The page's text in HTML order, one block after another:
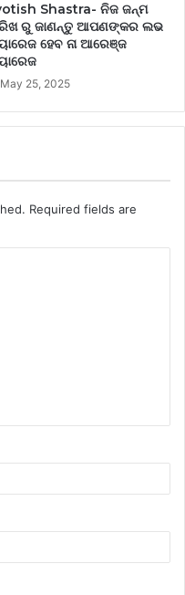
Shastra- ନିଜ ଜନ୍ମ
ରୁ ଜାଣନ୍ତୁ ଆପଣଙ୍କର ଲଭ
ହେବ ନା ଆରେଞ୍ଜ
May 25, 2025
Required fields are